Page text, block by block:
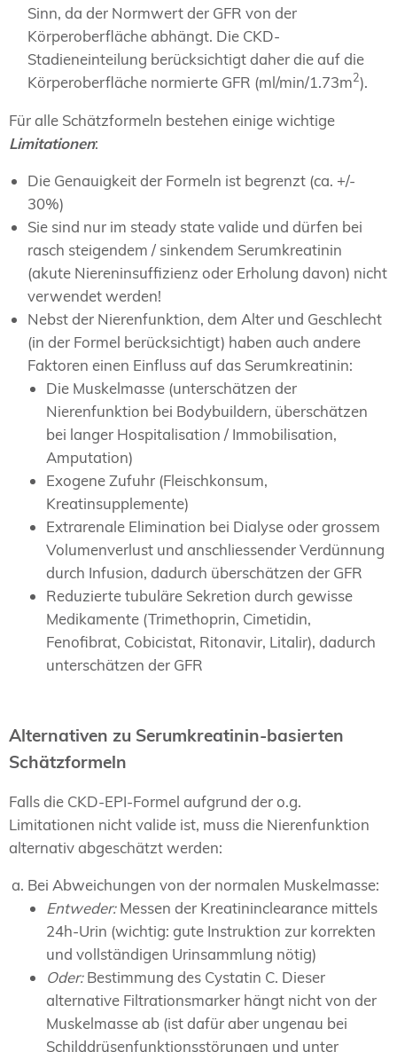
Sinn, da der Normwert der GFR von der
Körperoberfläche abhängt. Die CKD-
Stadieneinteilung berücksichtigt daher die auf die
Körperoberfläche normierte GFR (ml/min/1.73m2).
Für alle Schätzformeln bestehen einige wichtige
Limitationen:
Die Genauigkeit der Formeln ist begrenzt (ca. +/-
30%)
Sie sind nur im steady state valide und dürfen bei
rasch steigendem / sinkendem Serumkreatinin
(akute Niereninsuffizienz oder Erholung davon) nicht
verwendet werden!
Nebst der Nierenfunktion, dem Alter und Geschlecht
(in der Formel berücksichtigt) haben auch andere
Faktoren einen Einfluss auf das Serumkreatinin:
Die Muskelmasse (unterschätzen der
Nierenfunktion bei Bodybuildern, überschätzen
bei langer Hospitalisation / Immobilisation,
Amputation)
Exogene Zufuhr (Fleischkonsum,
Kreatinsupplemente)
Extrarenale Elimination bei Dialyse oder grossem
Volumenverlust und anschliessender Verdünnung
durch Infusion, dadurch überschätzen der GFR
Reduzierte tubuläre Sekretion durch gewisse
Medikamente (Trimethoprin, Cimetidin,
Fenofibrat, Cobicistat, Ritonavir, Litalir), dadurch
unterschätzen der GFR
Alternativen zu Serumkreatinin-basierten
Schätzformeln
Falls die CKD-EPI-Formel aufgrund der o.g.
Limitationen nicht valide ist, muss die Nierenfunktion
alternativ abgeschätzt werden:
Bei Abweichungen von der normalen Muskelmasse:
Entweder:Messen der Kreatininclearance mittels
24h-Urin (wichtig: gute Instruktion zur korrekten
und vollständigen Urinsammlung nötig)
Oder:Bestimmung des Cystatin C. Dieser
alternative Filtrationsmarker hängt nicht von der
Muskelmasse ab (ist dafür aber ungenau bei
Schilddrüsenfunktionsstörungen und unter